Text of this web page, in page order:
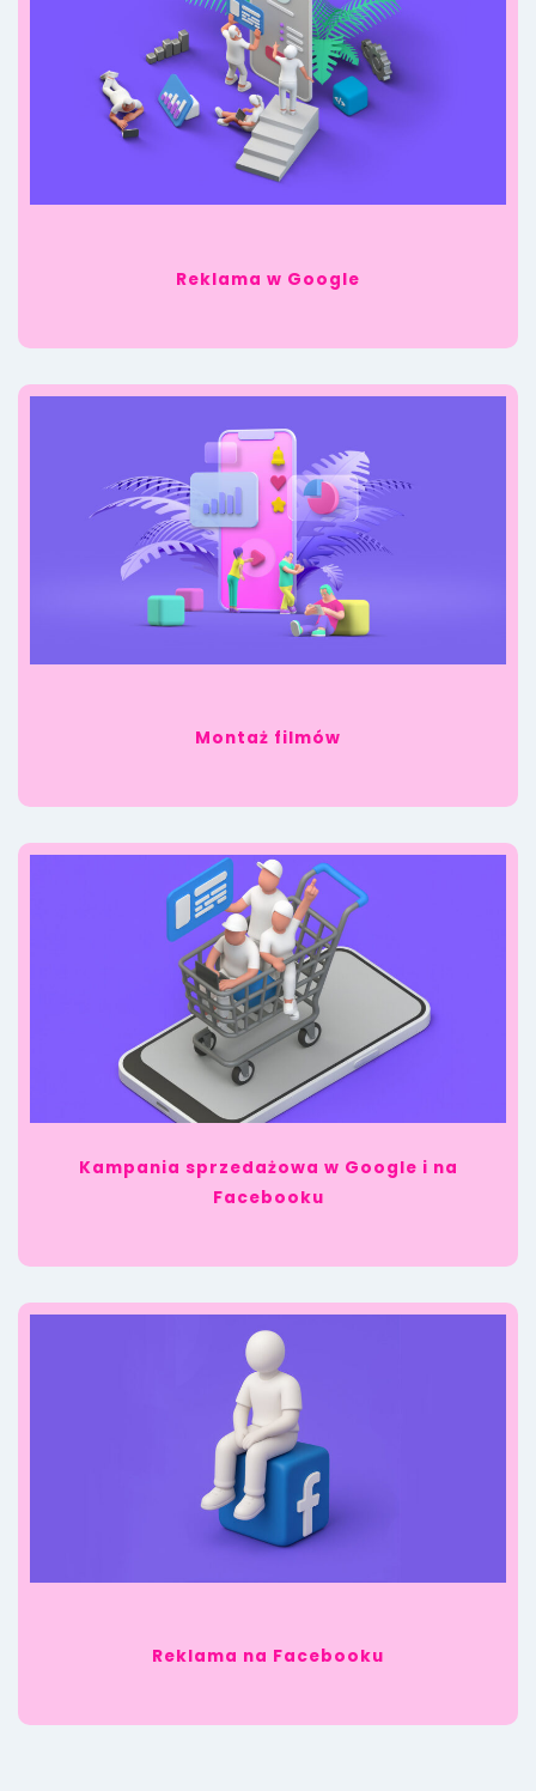
Reklama w Google
Montaż filmów
Kampania sprzedażowa w Google i na
Facebooku
Reklama na Facebooku